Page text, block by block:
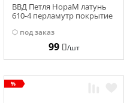
ВВД Петля НораМ латунь
610-4 перламутр покрытие
под заказ
99 /шт